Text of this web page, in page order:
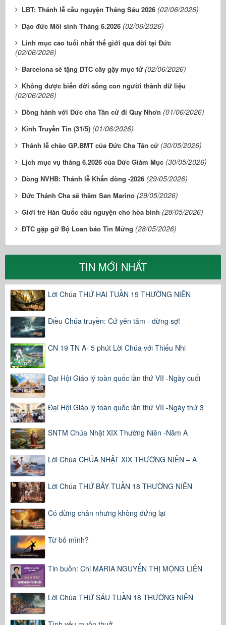
LBT: Thánh lễ cầu nguyện Tháng Sáu 2026 (02/06/2026)
Đạo đức Môi sinh Tháng 6.2026 (02/06/2026)
Linh mục cao tuổi nhất thế giới qua đời tại Đức
(02/06/2026)
Barcelona sẽ tặng ĐTC cây gậy mục tử (02/06/2026)
Không được biến đời sống con người thành dữ liệu
(02/06/2026)
Đồng hành với Đức cha Tân cử đi Quy Nhơn (01/06/2026)
Kinh Truyền Tin (31/5) (01/06/2026)
Thánh lễ chào GP.BMT của Đức Cha Tân cử (30/05/2026)
Lịch mục vụ tháng 6.2026 của Đức Giám Mục (30/05/2026)
Dòng NVHB: Thánh lễ Khấn dòng -2026 (29/05/2026)
Đức Thánh Cha sẽ thăm San Marino (29/05/2026)
Giới trẻ Hàn Quốc cầu nguyện cho hòa bình (28/05/2026)
ĐTC gặp gỡ Bộ Loan báo Tin Mừng (28/05/2026)
TIN MỚI NHẤT
Lời Chúa THỨ HAI TUẦN 19 THƯỜNG NIÊN
Điều Chúa truyền: Cứ yên tâm - đừng sợ!
CN 19 TN A- 5 phút Lời Chúa với Thiếu Nhi
Đại Hội Giáo lý toàn quốc lần thứ VII -Ngày cuối
Đại Hội Giáo lý toàn quốc lần thứ VII -Ngày thứ 3
SNTM Chúa Nhật XIX Thường Niên -Năm A
Lời Chúa CHÚA NHẬT XIX THƯỜNG NIÊN – A
Lời Chúa THỨ BẢY TUẦN 18 THƯỜNG NIÊN
Có dừng chân nhưng không đứng lại
Từ bỏ mình?
Tin buồn: Chị MARIA NGUYỄN THỊ MỘNG LIÊN
Lời Chúa THỨ SÁU TUẦN 18 THƯỜNG NIÊN